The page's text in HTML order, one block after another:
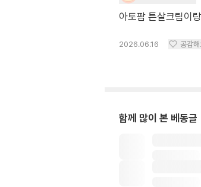
아토팜 튼살크림이
2026.06.16 공감
함께 많이 본 베동글